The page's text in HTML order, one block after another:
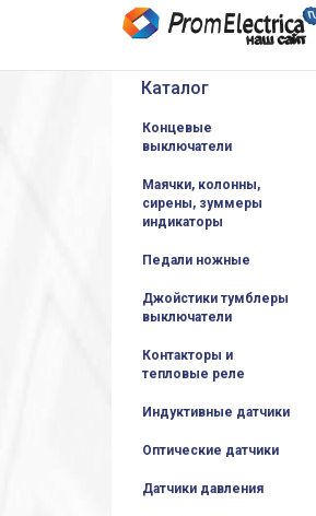
Каталог
Концевые
выключатели
Маячки, колонны,
сирены, зуммеры
индикаторы
Педали ножные
Джойстики тумблеры
выключатели
Контакторы и
тепловые реле
Индуктивные датчики
Оптические датчики
Датчики давления